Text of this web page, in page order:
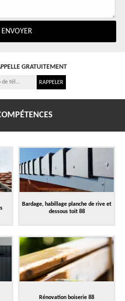
GRATUITEMENT
Bardage, habillage planche de rive et
dessous toit 88
Rénovation boiserie 88